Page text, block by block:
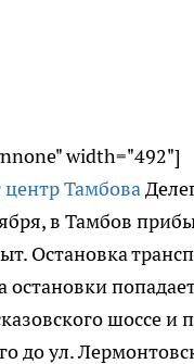
width="492"]
в Тамбов
Остановка
шоссе
до ул.